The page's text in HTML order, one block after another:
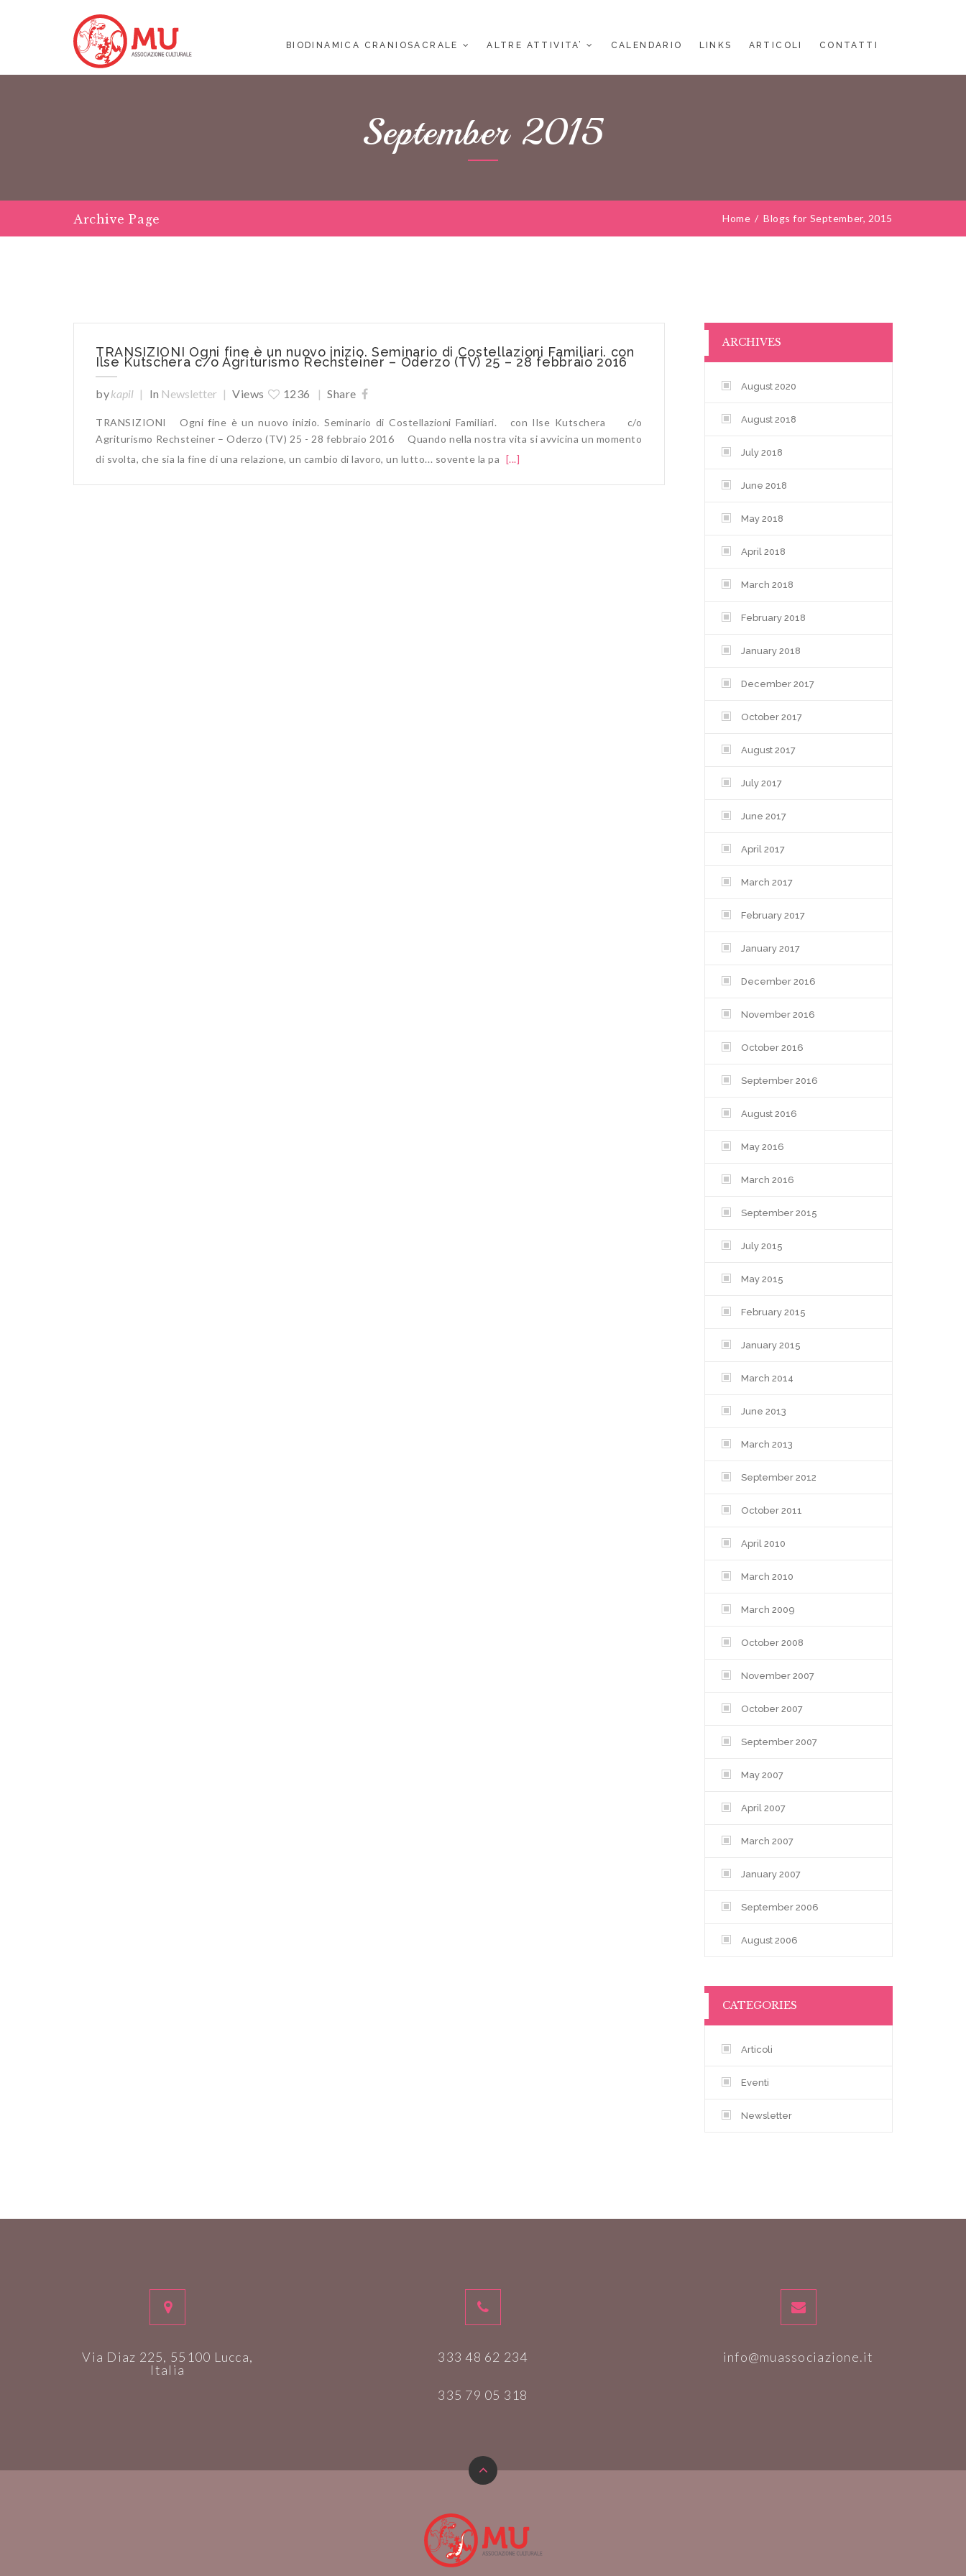
BIODINAMICA CRANIOSACRALE ALTRE ATTIVITA’ CALENDARIO LINKS ARTICOLI CONTATTI
September 2015
Archive Page Home / Blogs for September, 2015
TRANSIZIONI Ogni fine è un nuovo inizio. Seminario di Costellazioni Familiari. con
Ilse Kutschera c/o Agriturismo Rechsteiner – Oderzo (TV) 25 – 28 febbraio 2016
bykapil | In Newsletter | Views 1236 | Share
TRANSIZIONI Ogni fine è un nuovo inizio. Seminario di Costellazioni Familiari. con Ilse Kutschera c/o
Agriturismo Rechsteiner – Oderzo (TV) 25 - 28 febbraio 2016 Quando nella nostra vita si avvicina un momento
di svolta, che sia la fine di una relazione, un cambio di lavoro, un lutto... sovente la pa [...]
ARCHIVES
August 2020
August 2018
July 2018
June 2018
May 2018
April 2018
March 2018
February 2018
January 2018
December 2017
October 2017
August 2017
July 2017
June 2017
April 2017
March 2017
February 2017
January 2017
December 2016
November 2016
October 2016
September 2016
August 2016
May 2016
March 2016
September 2015
July 2015
May 2015
February 2015
January 2015
March 2014
June 2013
March 2013
September 2012
October 2011
April 2010
March 2010
March 2009
October 2008
November 2007
October 2007
September 2007
May 2007
April 2007
March 2007
January 2007
September 2006
August 2006
CATEGORIES
Articoli
Eventi
Newsletter
Via Diaz 225, 55100 Lucca,
Italia
333 48 62 234
335 79 05 318
info@muassociazione.it